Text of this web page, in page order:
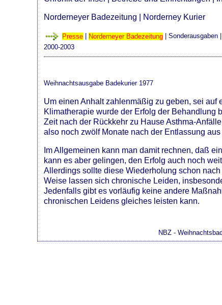
Norderneyer Badezeitung Norderney Kurier
Presse Norderneyer Badezeitung |Sonderausgaben
2000-2003
Weihnachtsausgabe Badekurier 1977
Um einen Anhalt zahlenmäßig zu geben, sei
Klimatherapie wurde der Erfolg der Behandlung
Zeit nach der Rückkehr zu Hause Asthma-
also noch zwölf Monate nach der Entlassung
Im Allgemeinen kann man damit rechnen, daß
kann es aber gelingen, den Erfolg auch noch
Allerdings sollte diese Wiederholung schon
Weise lassen sich chronische Leiden,
Jedenfalls gibt es vorläufig keine andere
chronischen Leidens gleiches leisten kann.
NBZ -